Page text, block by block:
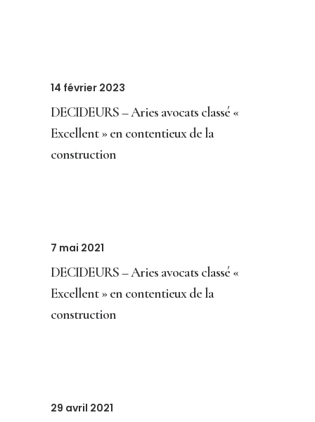
14 février 2023
DECIDEURS – Aries avocats classé «
Excellent » en contentieux de la
construction
7 mai 2021
DECIDEURS – Aries avocats classé «
Excellent » en contentieux de la
construction
29 avril 2021